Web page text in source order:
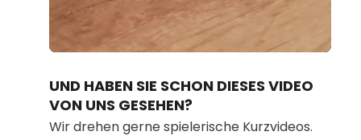
100.00%
UND HABEN SIE SCHON DIESES VIDEO
VON UNS GESEHEN?
Wir drehen gerne spielerische Kurzvideos.